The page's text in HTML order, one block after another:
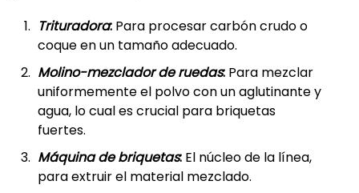
Trituradora: Para procesar carbón crudo o
coque en un tamaño adecuado.
Molino-mezclador de ruedas: Para mezclar
uniformemente el polvo con un aglutinante y
agua, lo cual es crucial para briquetas
fuertes.
Máquina de briquetas: El núcleo de la línea,
para extruir el material mezclado.